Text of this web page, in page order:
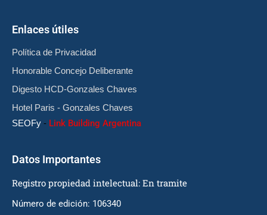
Enlaces útiles
Política de Privacidad
Honorable Concejo Deliberante
Digesto HCD-Gonzales Chaves
Hotel Paris - Gonzales Chaves
SEOFy - Link Building Argentina
Datos Importantes
Registro propiedad intelectual: En tramite
Número de edición: 106340